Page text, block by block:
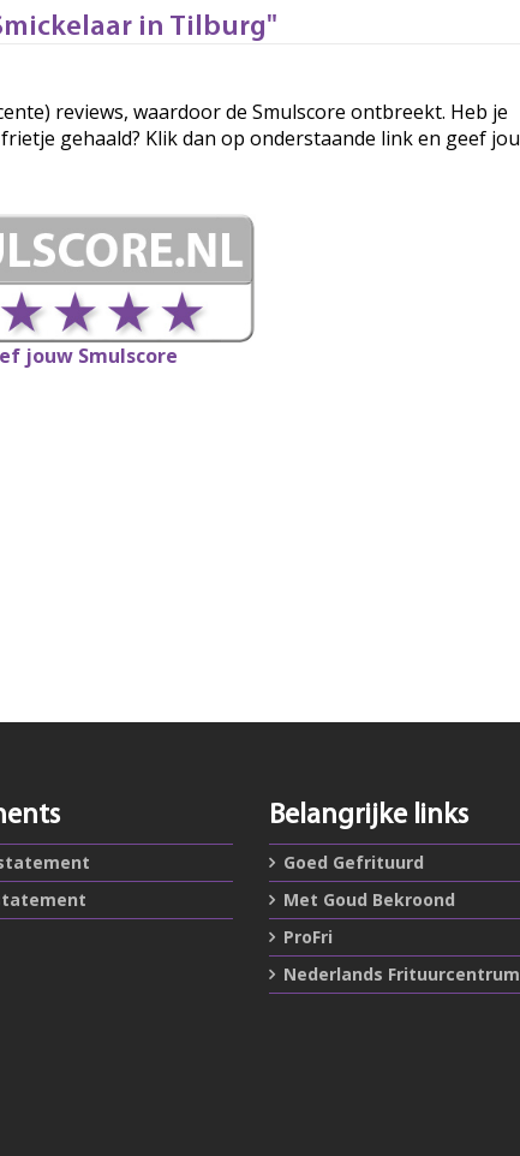
in Tilburg"
reviews, waardoor de Smulscore ontbreekt. Heb je
gehaald? Klik dan op onderstaande link en geef
jouw Smulscore
Belangrijke links
Goed Gefrituurd
Met Goud Bekroond
ProFri
Nederlands Frituurcentrum